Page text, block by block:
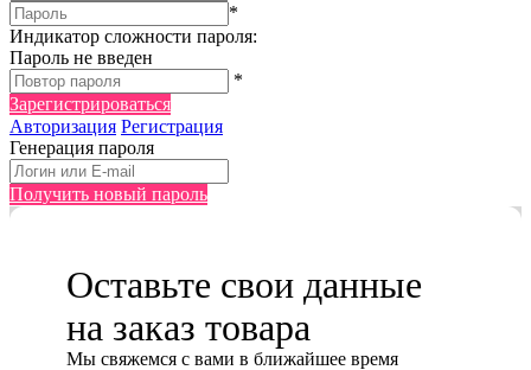
*
Индикатор сложности пароля:
Пароль не введен
*
Зарегистрироваться
Авторизация Регистрация
Генерация пароля
Получить новый пароль
Оставьте свои данные
на заказ товара
Мы cвяжемся с вами в ближайшее время